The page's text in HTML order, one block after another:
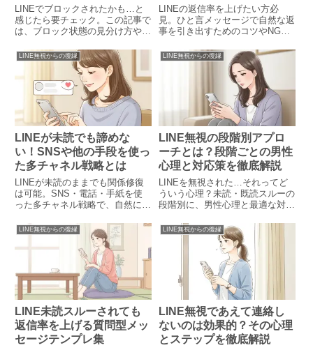
LINEでブロックされたかも…と
感じたら要チェック。この記事で
は、ブロック状態の見分け方や解
イミングまでをわかりやすく解
説。迷ったときの対処法や占いの
活用術も紹介しています。
LINEの返信率を上げたい方必
見。ひと言メッセージで自然な返
事を引き出すためのコツやNG
を交えて丁寧に解説します。
LINE無視からの復縁
LINEが未読でも諦めな
い！SNSや他の手段を使っ
た多チャネル戦略とは
LINEが未読のままでも関係修復
は可能。SNS・電話・手紙を使
った多チャネル戦略で、自然に再
LINE無視からの復縁
LINE無視の段階別アプロ
ーチとは？段階ごとの男性
心理と対応策を徹底解説
LINEを無視された…それってど
ういう心理？未読・既読スルーの
段階別に、男性心理と最適な対応
LINE無視からの復縁
LINE未読スルーされても
返信率を上げる質問型メッ
セージテンプレ集
LINE無視からの復縁
LINE無視であえて連絡し
ないのは効果的？その心理
とステップを徹底解説